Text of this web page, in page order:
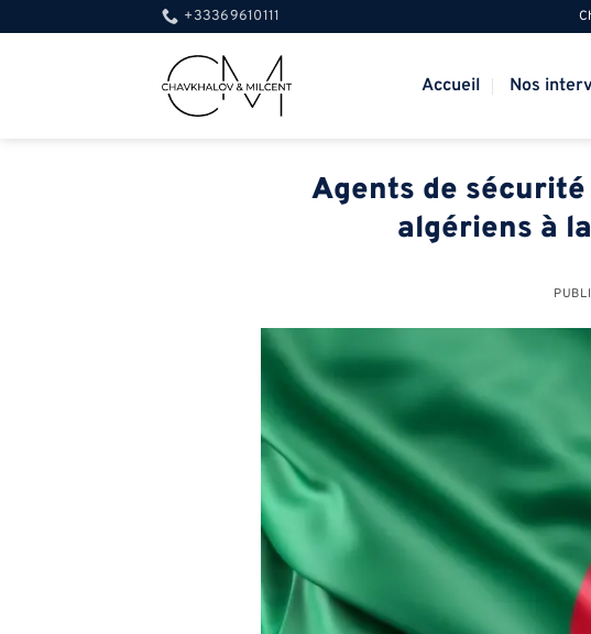
+33369610111
Accueil Nos
Agents de sécurité
algériens à